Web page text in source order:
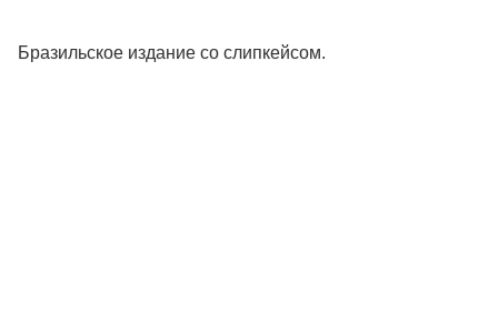
Бразильское издание со слипкейсом.